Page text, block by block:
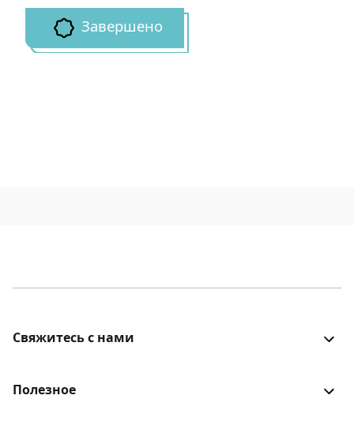
Завершено
Свяжитесь с нами
идеи для улучшения? Будем рады услышать!
Полезное